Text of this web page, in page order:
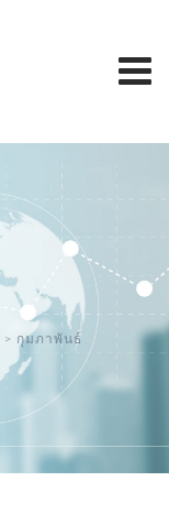
> กุมภาพันธ์